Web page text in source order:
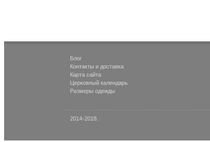
Блог
Контакты и доставка
Карта сайта
Церковный календарь
Размеры одежды
2014-2018.